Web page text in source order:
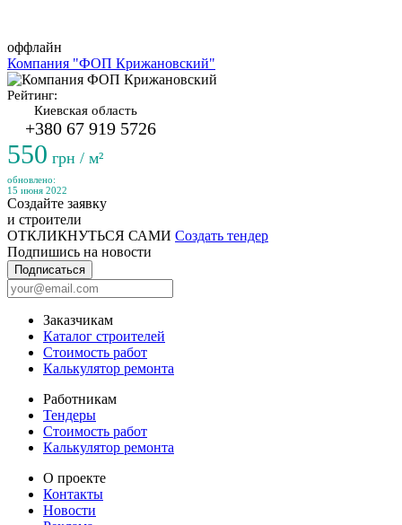
оффлайн
Компания "ФОП Крижановский"
Рейтинг:
Киевская область
+380 67 919 5726
550 грн / м²
обновлено:
15 июня 2022
Создайте заявку
и строители
ОТКЛИКНУТЬСЯ САМИ Создать тендер
Подпишись на новости
Подписаться
Заказчикам
Каталог строителей
Стоимость работ
Калькулятор ремонта
Работникам
Тендеры
Стоимость работ
Калькулятор ремонта
О проекте
Контакты
Новости